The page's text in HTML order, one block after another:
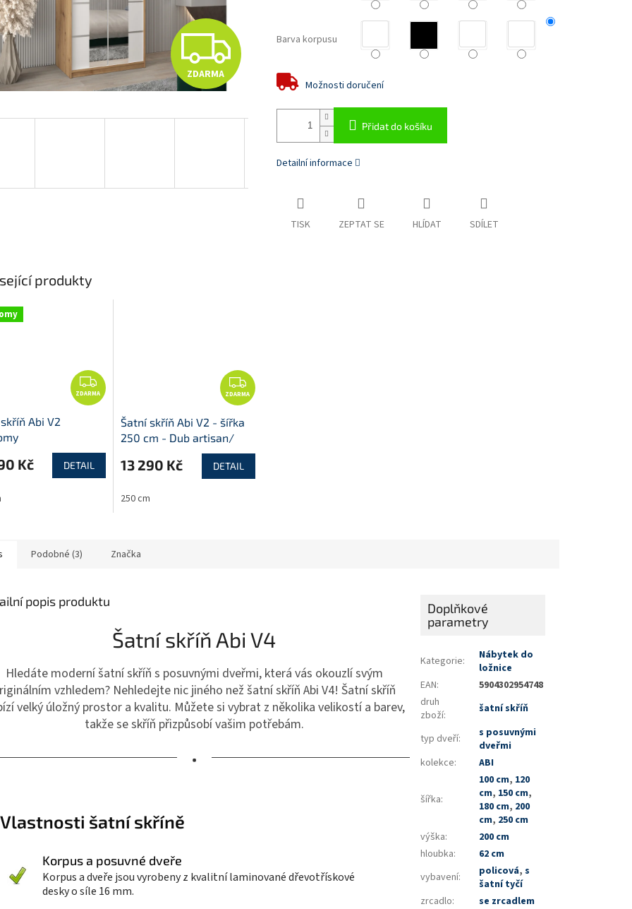
Z
D
R
ZDARMA
Barva korpusu
Možnosti doručení
Přidat do košíku
Detailní informace
TISK ZEPTAT SE HLÍDAT SDÍLET
produkty
Z
D
M
ZDARMA
Abi V2
Kč DETAIL
Z
D
M
ZDARMA
Šatní skříň Abi V2 - šířka
250 cm - Dub artisan/
13 290 Kč DETAIL
250 cm
Podobné (3) Značka
popis produktu
Šatní skříň Abi V4
Hledáte moderní šatní skříň s posuvnými dveřmi, která vás okouzlí svým
vzhledem? Nehledejte nic jiného než šatní skříň Abi V4! Šatní skříň
velký úložný prostor a kvalitu. Můžete si vybrat z několika velikostí a barev,
takže se skříň přizpůsobí vašim potřebám.
•
Vlastnosti šatní skříně
Korpus a posuvné dveře
Korpus a dveře jsou vyrobeny z kvalitní laminované dřevotřískové
desky o síle 16 mm.
Doplňkové
parametry
Kategorie:
Nábytek do
ložnice
EAN:
5904302954748
druh
zboží: šatní skříň
typ dveří:
s posuvnými
dveřmi
kolekce: ABI
šířka:
100 cm, 120
cm, 150 cm,
180 cm, 200
cm, 250 cm
výška:
200 cm
hloubka:
62 cm
vybavení: policová, s
šatní tyčí
zrcadlo: se zrcadlem